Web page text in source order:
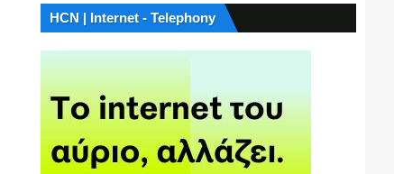
HCN | Internet - Telephony